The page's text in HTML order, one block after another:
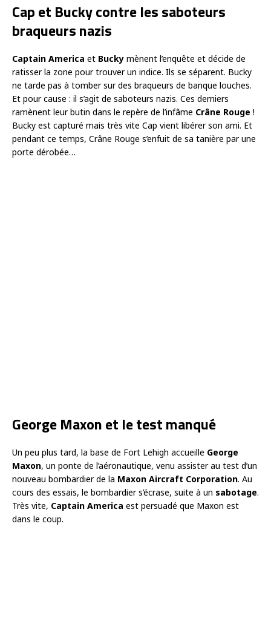
Cap et Bucky contre les saboteurs
braqueurs nazis
Captain America et Bucky mènent l’enquête et décide de
ratisser la zone pour trouver un indice. Ils se séparent. Bucky
ne tarde pas à tomber sur des braqueurs de banque louches.
Et pour cause : il s’agit de saboteurs nazis. Ces derniers
ramènent leur butin dans le repère de l’infâme Crâne Rouge !
Bucky est capturé mais très vite Cap vient libérer son ami. Et
pendant ce temps, Crâne Rouge s’enfuit de sa tanière par une
porte dérobée…
George Maxon et le test manqué
Un peu plus tard, la base de Fort Lehigh accueille George
Maxon, un ponte de l’aéronautique, venu assister au test d’un
nouveau bombardier de la Maxon Aircraft Corporation. Au
cours des essais, le bombardier s’écrase, suite à un sabotage.
Très vite, Captain America est persuadé que Maxon est
dans le coup.